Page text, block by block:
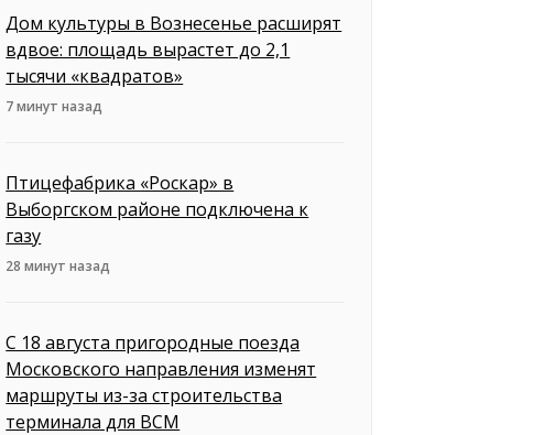
Дом культуры в Вознесенье расширят
вдвое: площадь вырастет до 2,1
тысячи «квадратов»
7 минут назад
Птицефабрика «Роскар» в
Выборгском районе подключена к
газу
28 минут назад
С 18 августа пригородные поезда
Московского направления изменят
маршруты из-за строительства
терминала для ВСМ